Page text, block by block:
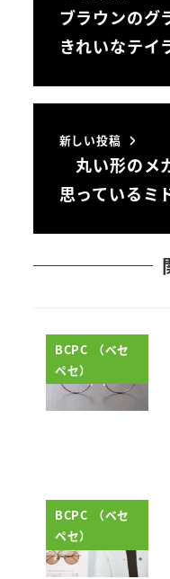
ブラウンのグ
きれいなテ
新しい投稿
丸い形のメ
思っているミ
BCPC （ベセ
ペセ）
BCPC （ベセ
ペセ）